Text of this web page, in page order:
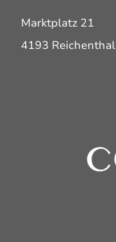
Marktplatz 21
4193 Reichenthal